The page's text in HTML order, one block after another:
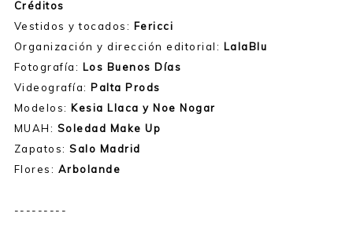
Créditos
Vestidos y tocados: Fericci
Organización y dirección editorial: LalaBlu
Fotografía: Los Buenos Días
Videografía: Palta Prods
Modelos: Kesia Llaca y Noe Nogar
MUAH: Soledad Make Up
Zapatos:Salo Madrid
Flores: Arbolande
---------